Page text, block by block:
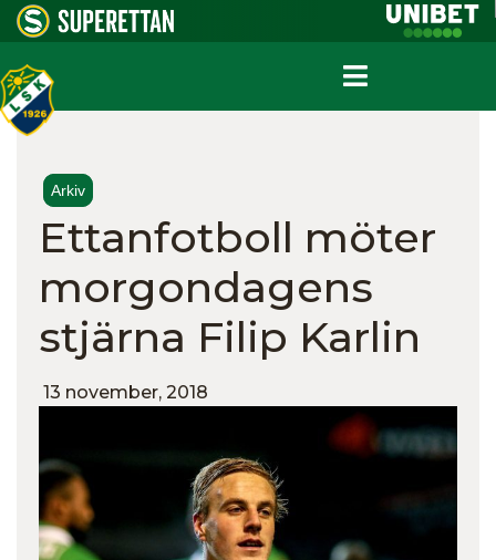
Arkiv
Ettanfotboll möter
morgondagens
stjärna Filip Karlin
13 november, 2018